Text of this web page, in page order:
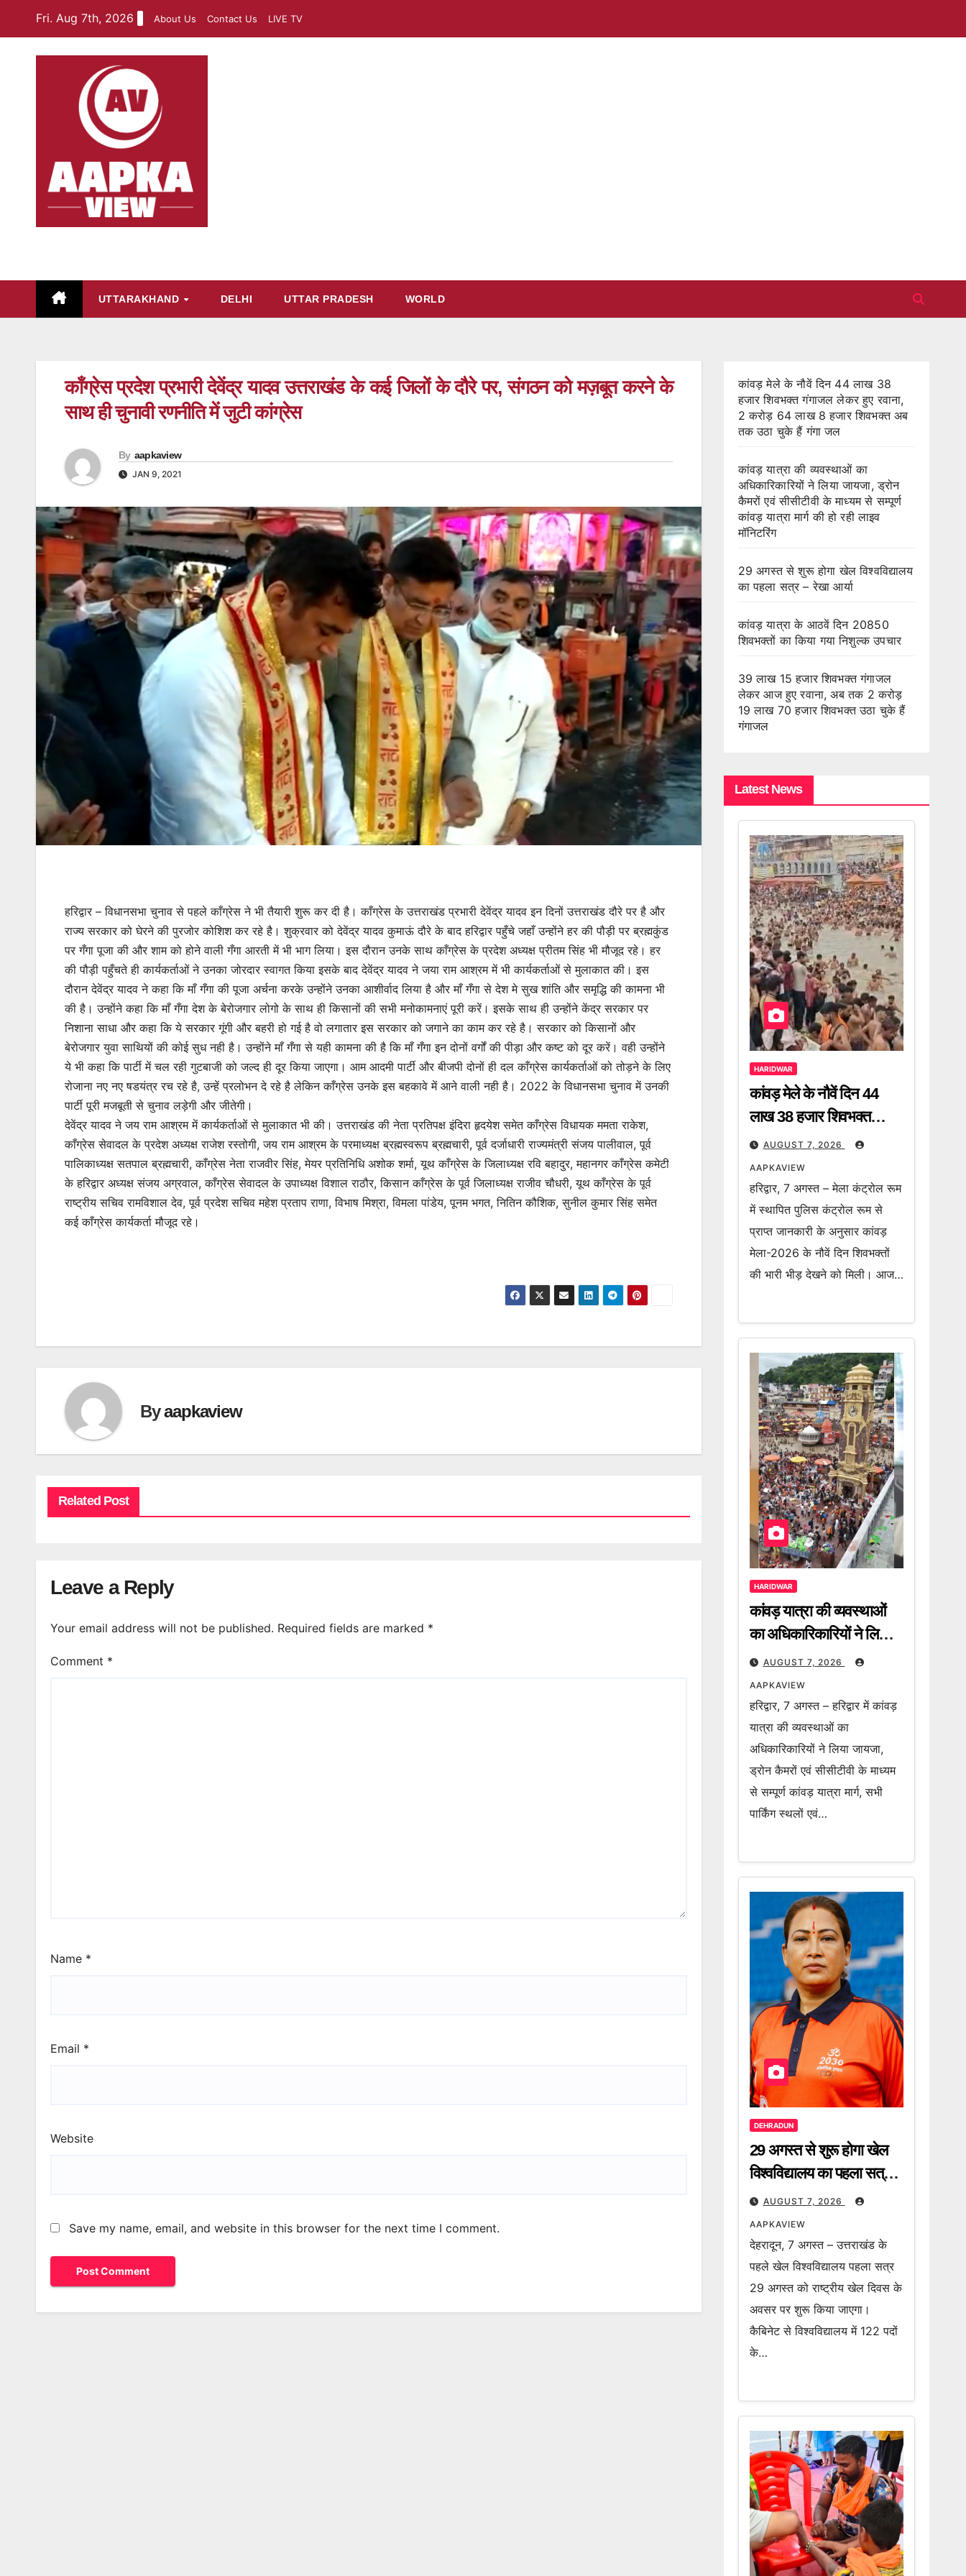
content
Fri. Aug 7th, 2026 About Us Contact Us LIVE TV
UTTARAKHAND DELHI UTTAR PRADESH WORLD
काँग्रेस प्रदेश प्रभारी देवेंद्र यादव उत्तराखंड के कई जिलों के दौरे पर, संगठन को मज़बूत करने के
साथ ही चुनावी रणनीति में जुटी कांग्रेस
By aapkaview
JAN 9, 2021
हरिद्वार – विधानसभा चुनाव से पहले काँग्रेस ने भी तैयारी शुरू कर दी है। काँग्रेस के उत्तराखंड प्रभारी देवेंद्र यादव इन दिनों उत्तराखंड दौरे पर है और
राज्य सरकार को घेरने की पुरजोर कोशिश कर रहे है। शुक्रवार को देवेंद्र यादव कुमाऊं दौरे के बाद हरिद्वार पहुँचे जहाँ उन्होंने हर की पौड़ी पर ब्रह्मकुंड
पर गँगा पूजा की और शाम को होने वाली गँगा आरती में भी भाग लिया। इस दौरान उनके साथ काँग्रेस के प्रदेश अध्यक्ष प्रीतम सिंह भी मौजूद रहे। हर
की पौड़ी पहुँचते ही कार्यकर्ताओं ने उनका जोरदार स्वागत किया इसके बाद देवेंद्र यादव ने जया राम आश्रम में भी कार्यकर्ताओं से मुलाकात की। इस
दौरान देवेंद्र यादव ने कहा कि माँ गँगा की पूजा अर्चना करके उन्होंने उनका आशीर्वाद लिया है और माँ गँगा से देश मे सुख शांति और समृद्धि की कामना भी
की है। उन्होंने कहा कि माँ गँगा देश के बेरोजगार लोगो के साथ ही किसानों की सभी मनोकामनाएं पूरी करें। इसके साथ ही उन्होंने केंद्र सरकार पर
निशाना साधा और कहा कि ये सरकार गूंगी और बहरी हो गई है वो लगातार इस सरकार को जगाने का काम कर रहे है। सरकार को किसानों और
बेरोजगार युवा साथियों की कोई सुध नही है। उन्होंने माँ गँगा से यही कामना की है कि माँ गँगा इन दोनों वर्गों की पीड़ा और कष्ट को दूर करें। वही उन्होंने
ये भी कहा कि पार्टी में चल रही गुटबाजी को जल्द ही दूर किया जाएगा। आम आदमी पार्टी और बीजपी दोनों ही दल काँग्रेस कार्यकर्ताओं को तोड़ने के लिए
रोजाना नए नए षडयंत्र रच रहे है, उन्हें प्रलोभन दे रहे है लेकिन काँग्रेस उनके इस बहकावे में आने वाली नही है। 2022 के विधानसभा चुनाव में उनकी
पार्टी पूरी मजबूती से चुनाव लड़ेगी और जीतेगी।
देवेंद्र यादव ने जय राम आश्रम में कार्यकर्ताओं से मुलाकात भी की। उत्तराखंड की नेता प्रतिपक्ष इंदिरा हृदयेश समेत काँग्रेस विधायक ममता राकेश,
काँग्रेस सेवादल के प्रदेश अध्यक्ष राजेश रस्तोगी, जय राम आश्रम के परमाध्यक्ष ब्रह्मस्वरूप ब्रह्मचारी, पूर्व दर्जाधारी राज्यमंत्री संजय पालीवाल, पूर्व
पालिकाध्यक्ष सतपाल ब्रह्मचारी, काँग्रेस नेता राजवीर सिंह, मेयर प्रतिनिधि अशोक शर्मा, यूथ काँग्रेस के जिलाध्यक्ष रवि बहादुर, महानगर काँग्रेस कमेटी
के हरिद्वार अध्यक्ष संजय अग्रवाल, काँग्रेस सेवादल के उपाध्यक्ष विशाल राठौर, किसान काँग्रेस के पूर्व जिलाध्यक्ष राजीव चौधरी, यूथ काँग्रेस के पूर्व
राष्ट्रीय सचिव रामविशाल देव, पूर्व प्रदेश सचिव महेश प्रताप राणा, विभाष मिश्रा, विमला पांडेय, पूनम भगत, नितिन कौशिक, सुनील कुमार सिंह समेत
कई काँग्रेस कार्यकर्ता मौजूद रहे।
Byaapkaview
Related Post
Leave a Reply
Your email address will not be published. Required fields are marked *
Comment *
Name *
Email *
Website
Save my name, email, and website in this browser for the next time I comment.
कांवड़ मेले के नौवें दिन 44 लाख 38
हजार शिवभक्त गंगाजल लेकर हुए रवाना,
2 करोड़ 64 लाख 8 हजार शिवभक्त अब
तक उठा चुके हैं गंगा जल
कांवड़ यात्रा की व्यवस्थाओं का
अधिकारिकारियों ने लिया जायजा, ड्रोन
कैमरों एवं सीसीटीवी के माध्यम से सम्पूर्ण
कांवड़ यात्रा मार्ग की हो रही लाइव
मॉनिटरिंग
29 अगस्त से शुरू होगा खेल विश्वविद्यालय
का पहला सत्र – रेखा आर्या
कांवड़ यात्रा के आठवें दिन 20850
शिवभक्तों का किया गया निशुल्क उपचार
39 लाख 15 हजार शिवभक्त गंगाजल
लेकर आज हुए रवाना, अब तक 2 करोड़
19 लाख 70 हजार शिवभक्त उठा चुके हैं
गंगाजल
Latest News
HARIDWAR
कांवड़ मेले के नौवें दिन 44
लाख 38 हजार शिवभक्त
गंगाजल लेकर हुए रवाना, 2
करोड़ 64 लाख 8 हजार
शिवभक्त अब तक उठा चुके हैं
गंगा जल
AUGUST 7, 2026
AAPKAVIEW
हरिद्वार, 7 अगस्त – मेला कंट्रोल रूम
में स्थापित पुलिस कंट्रोल रूम से
प्राप्त जानकारी के अनुसार कांवड़
मेला-2026 के नौवें दिन शिवभक्तों
की भारी भीड़ देखने को मिली। आज…
HARIDWAR
कांवड़ यात्रा की व्यवस्थाओं
का अधिकारिकारियों ने लिया
जायजा, ड्रोन कैमरों एवं
सीसीटीवी के माध्यम से सम्पूर्ण
कांवड़ यात्रा मार्ग की हो रही
लाइव मॉनिटरिंग
AUGUST 7, 2026
AAPKAVIEW
हरिद्वार, 7 अगस्त – हरिद्वार में कांवड़
यात्रा की व्यवस्थाओं का
अधिकारिकारियों ने लिया जायजा,
ड्रोन कैमरों एवं सीसीटीवी के माध्यम
से सम्पूर्ण कांवड़ यात्रा मार्ग, सभी
पार्किंग स्थलों एवं…
DEHRADUN
29 अगस्त से शुरू होगा खेल
विश्वविद्यालय का पहला सत्र –
रेखा आर्या
AUGUST 7, 2026
AAPKAVIEW
देहरादून, 7 अगस्त – उत्तराखंड के
पहले खेल विश्वविद्यालय पहला सत्र
29 अगस्त को राष्ट्रीय खेल दिवस के
अवसर पर शुरू किया जाएगा।
कैबिनेट से विश्वविद्यालय में 122 पदों
के…